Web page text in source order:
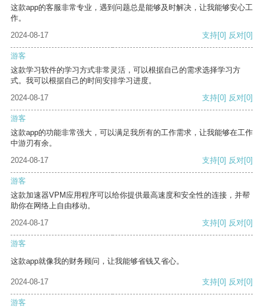
这款app的客服非常专业，遇到问题总是能够及时解决，让我能够安心工
作。
2024-08-17
支持[0] 反对[0]
游客
这款学习软件的学习方式非常灵活，可以根据自己的需求选择学习方
式。我可以根据自己的时间安排学习进度。
2024-08-17
支持[0] 反对[0]
游客
这款app的功能非常强大，可以满足我所有的工作需求，让我能够在工作
中游刃有余。
2024-08-17
支持[0] 反对[0]
游客
这款加速器VPM应用程序可以给你提供最高速度和安全性的连接，并帮
助你在网络上自由移动。
2024-08-17
支持[0] 反对[0]
游客
这款app就像我的财务顾问，让我能够省钱又省心。
2024-08-17 支持[0] 反对[0]
游客